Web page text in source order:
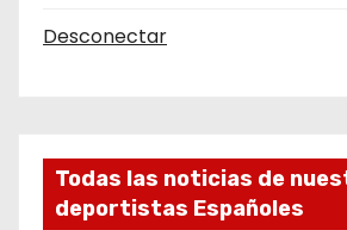
Desconectar
Todas las noticias de
deportistas Españoles